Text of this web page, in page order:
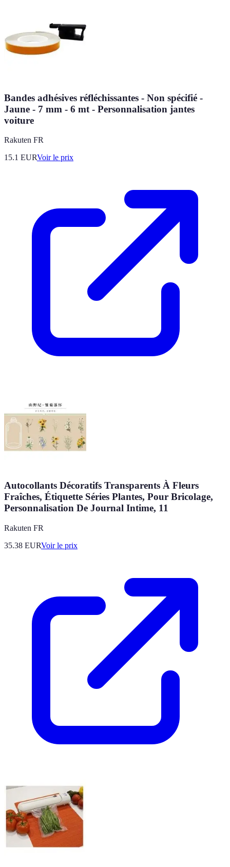
Bandes adhésives réfléchissantes - Non spécifié -
Jaune - 7 mm - 6 mt - Personnalisation jantes
voiture
Rakuten FR
15.1 EURVoir le prix
Autocollants Décoratifs Transparents À Fleurs
Fraîches, Étiquette Séries Plantes, Pour Bricolage,
Personnalisation De Journal Intime, 11
Rakuten FR
35.38 EURVoir le prix